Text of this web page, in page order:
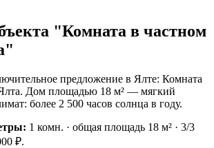
"Комната в частном
предложение в Ялте: Комната
Дом площадью 18 м² — мягкий
более 2 500 часов солнца в году.
1 комн. · общая площадь 18 м² · 3/3
₽.